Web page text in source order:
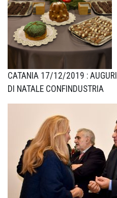
CATANIA 17/12/2019 : AUGURI
DI NATALE CONFINDUSTRIA